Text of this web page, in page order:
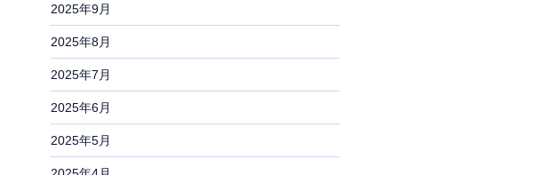
2025年9月
2025年8月
2025年7月
2025年6月
2025年5月